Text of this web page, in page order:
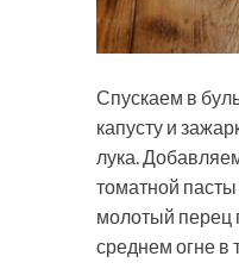
Спускаем в
капусту и
лука.
томатной
молотый перец
среднем огне в